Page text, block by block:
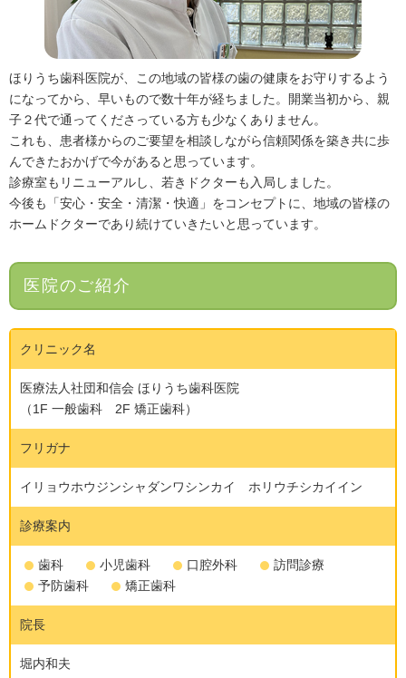
ほりうち歯科医院が、この地域の皆様の歯の健康をお守りするよう
になってから、早いもので数十年が経ちました。開業当初から、親
子２代で通ってくださっている方も少なくありません。
これも、患者様からのご要望を相談しながら信頼関係を築き共に歩
んできたおかげで今があると思っています。
診療室もリニューアルし、若きドクターも入局しました。
今後も「安心・安全・清潔・快適」をコンセプトに、地域の皆様の
ホームドクターであり続けていきたいと思っています。
医院のご紹介
クリニック名
医療法人社団和信会 ほりうち歯科医院
（1F 一般歯科 2F 矯正歯科）
フリガナ
イリョウホウジンシャダンワシンカイ ホリウチシカイイン
診療案内
歯科 小児歯科 口腔外科
訪問診療
予防歯科
矯正歯科
院長
堀内和夫